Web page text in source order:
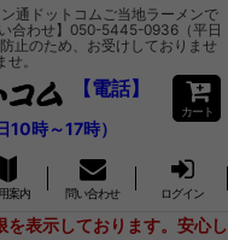
通ドットコムご当地ラーメンで
合わせ】050-5445-0936（平日
止のため、お受けしておりませ
。
【電話】
10時～17時）
カート
案内 問い合わせ ログイン
表示しております。安心し